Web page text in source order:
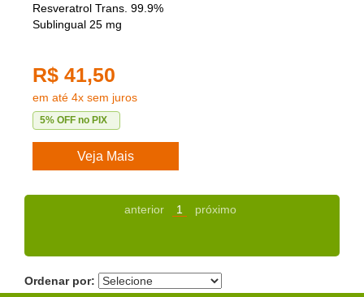
Resveratrol Trans. 99.9%
Sublingual 25 mg
R$ 41,50
em até 4x sem juros
5% OFF no PIX
Veja Mais
anterior 1 próximo
Ordenar por: